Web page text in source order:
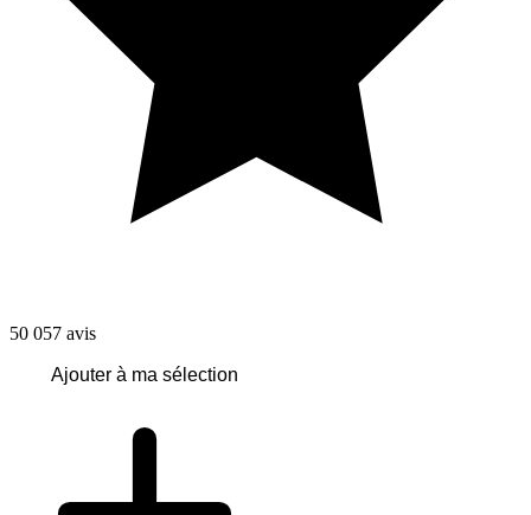
50 057 avis
Ajouter à ma sélection